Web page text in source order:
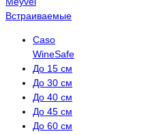
Встраиваемые
Caso
WineSafe
До 15 см
До 30 см
До 40 см
До 45 см
До 60 см